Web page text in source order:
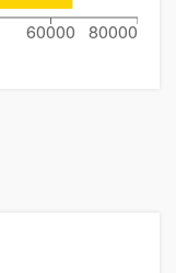
60000 80000